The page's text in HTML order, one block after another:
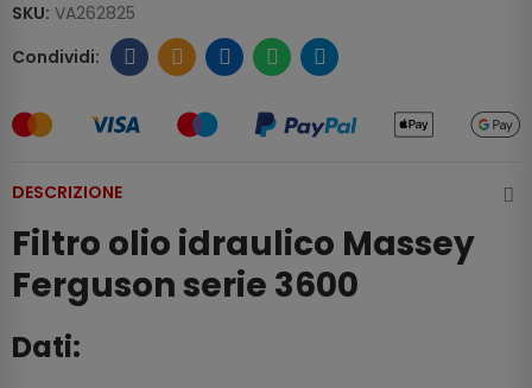
SKU: VA262825
DESCRIZIONE
Filtro olio idraulico Massey
Ferguson serie 3600
Dati: